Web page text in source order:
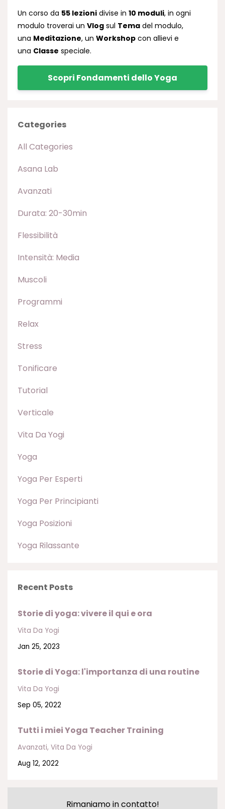
Un corso da 55 lezioni divise in 10 moduli, in ogni
modulo troverai un Vlog sul Tema del modulo,
una Meditazione, un Workshop con allievi e
una Classe speciale.
Scopri Fondamenti dello Yoga
Categories
All Categories
Asana Lab
Avanzati
Durata: 20-30min
Flessibilità
Intensità: Media
Muscoli
Programmi
Relax
Stress
Tonificare
Tutorial
Verticale
Vita Da Yogi
Yoga
Yoga Per Esperti
Yoga Per Principianti
Yoga Posizioni
Yoga Rilassante
Recent Posts
Storie di yoga: vivere il qui e ora
Vita Da Yogi
Jan 25, 2023
Storie di Yoga: l'importanza di una routine
Vita Da Yogi
Sep 05, 2022
Tutti i miei Yoga Teacher Training
Avanzati Vita Da Yogi
Aug 12, 2022
Rimaniamo in contatto!